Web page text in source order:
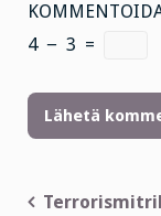
4 − 3 =
Artikkelien